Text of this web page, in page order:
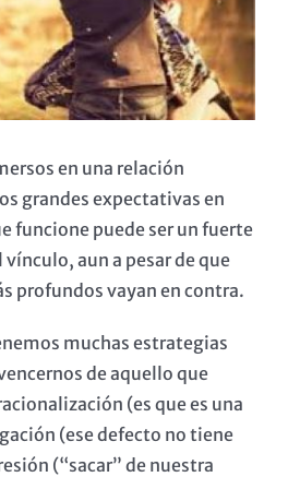
en una relación
grandes expectativas en
funcione puede ser un fuerte
aun a pesar de que
profundos vayan en contra.
muchas estrategias
de aquello que
(es que es una
(ese defecto no tiene
(“sacar” de nuestra